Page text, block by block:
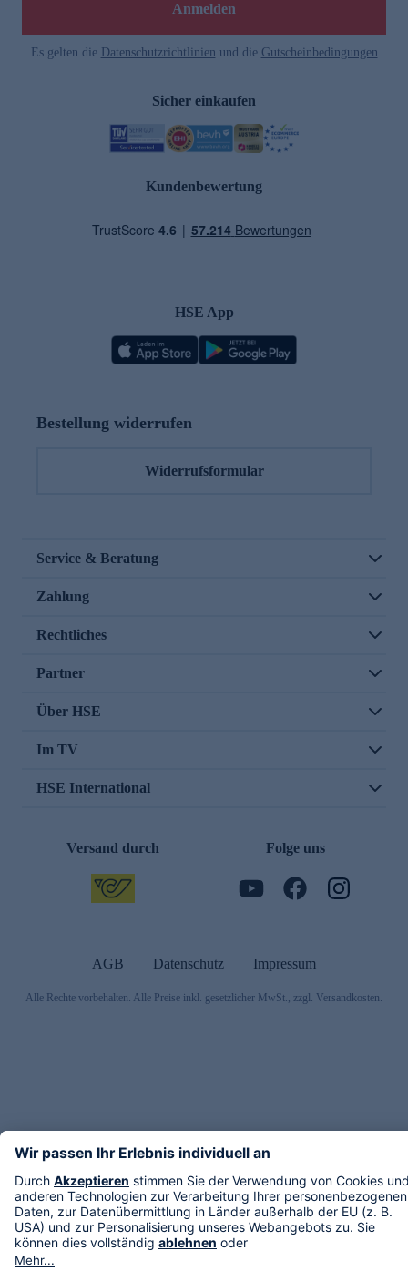
Anmelden
Es gelten die Datenschutzrichtlinien und die Gutscheinbedingungen
Sicher einkaufen
Kundenbewertung
HSE App
Bestellung widerrufen
Widerrufsformular
Service & Beratung
Zahlung
Rechtliches
Partner
Über HSE
Im TV
HSE International
Versand durch Folge uns
AGB Datenschutz Impressum
Alle Rechte vorbehalten. Alle Preise inkl. gesetzlicher MwSt., zzgl. Versandkosten.